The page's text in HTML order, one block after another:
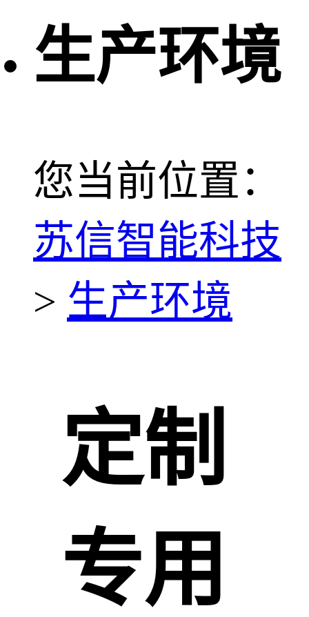
生产环境
您当前位置：
苏信智能科技
> 生产环境
定制
专用